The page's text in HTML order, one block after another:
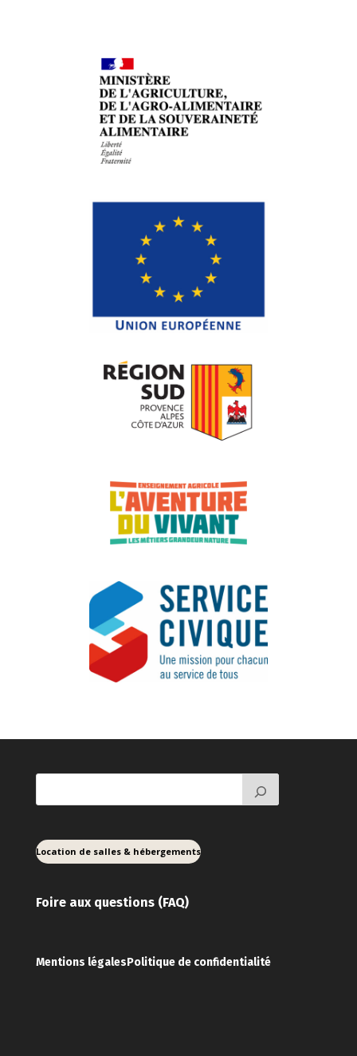
Location de salles & hébergements
Foire aux questions (FAQ)
Mentions légalesPolitique de confidentialité